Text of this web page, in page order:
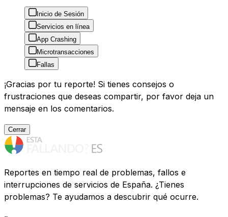
Inicio de Sesión
Servicios en línea
App Crashing
Microtransacciones
Fallas
¡Gracias por tu reporte! Si tienes consejos o
frustraciones que deseas compartir, por favor deja un
mensaje en los comentarios.
Cerrar
Reportes en tiempo real de problemas, fallos e
interrupciones de servicios de España. ¿Tienes
problemas? Te ayudamos a descubrir qué ocurre.